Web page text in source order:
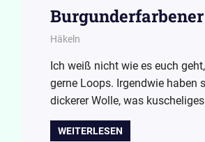
27. Oktober 2015
Wollpoesie
Häkeln
Ich weiß nicht wie es euch
gerne Loops. Irgendwie haben
dickerer Wolle, was
WEITERLESEN